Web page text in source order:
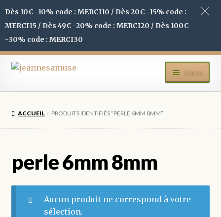
Dès 10€ -10% code : MERCI10 / Dès 20€ -15% code :
MERCI15 / Dès 49€ -20% code : MERCI20 / Dès 100€
-30% code : MERCI30
Aller
la
Aller
contenu
Menu
BLOG
CONTACT
ACCUEIL PRODUITS IDENTIFIÉS “PERLE 6MM 8MM”
perle 6mm 8mm
Aucun produit ne correspond à votre
sélection.